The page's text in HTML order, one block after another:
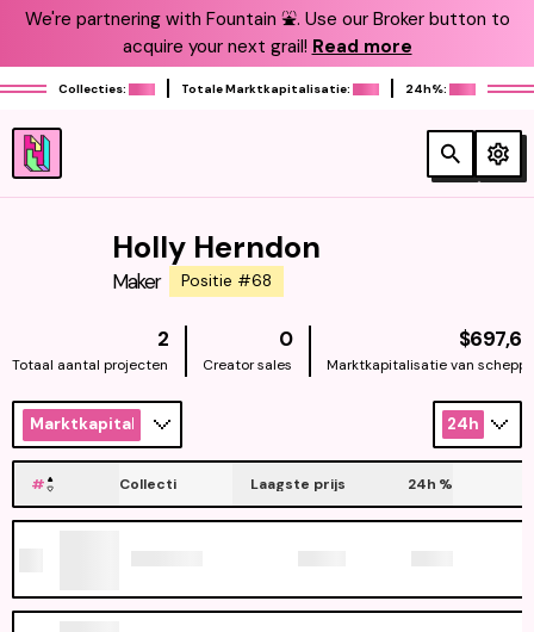
We're partnering with Fountain ⛲️. Use our Broker button to
acquire your next grail! Read more
Collecties: Totale Marktkapitalisatie: 24h%:
Holly Herndon
Maker Positie #68
2
Totaal aantal projecten
0
Creator sales Marktkapitalisatie van
Marktkapitalisatie 24h
# Collecti Laagste prijs 24h %